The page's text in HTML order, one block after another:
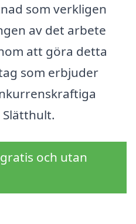
som verkligen
av det arbete
att göra detta
som erbjuder
och utan